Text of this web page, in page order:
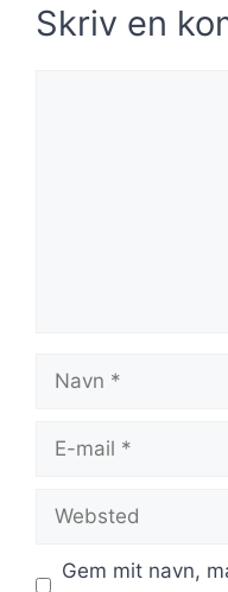
Skriv en
mail
Gem mit navn,